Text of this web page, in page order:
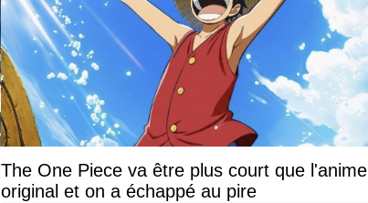
The One Piece va être plus court que l'anime
original et on a échappé au pire